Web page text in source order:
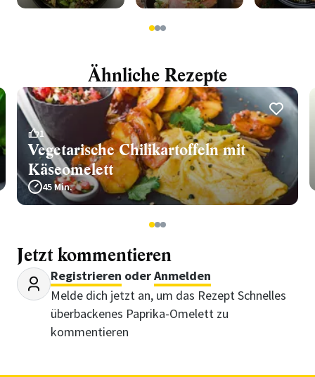
123
Ähnliche Rezepte
1
Vegetarische Chilikartoffeln mit
Käseomelett
45 Min.
123
Jetzt kommentieren
Registrieren oderAnmelden
Melde dich jetzt an, um das Rezept Schnelles
überbackenes Paprika-Omelett zu
kommentieren